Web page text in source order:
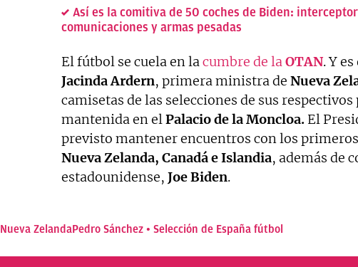
Así es la comitiva de 50 coches de Biden:
comunicaciones y armas pesadas
El fútbol se cuela en la cumbre de la OTAN. Y es
Jacinda Ardern, primera ministra de Nueva
camisetas de las selecciones de sus
mantenida en el Palacio de la Moncloa.El
previsto mantener encuentros con los
Nueva Zelanda, Canadá e Islandia, además de
estadounidense, Joe Biden.
Nueva ZelandaPedro Sánchez Selección de España fútbol